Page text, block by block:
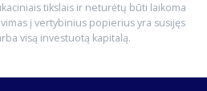
tikslais ir neturėtų būti laikoma
į vertybinius popierius yra susijęs
visą investuotą kapitalą.